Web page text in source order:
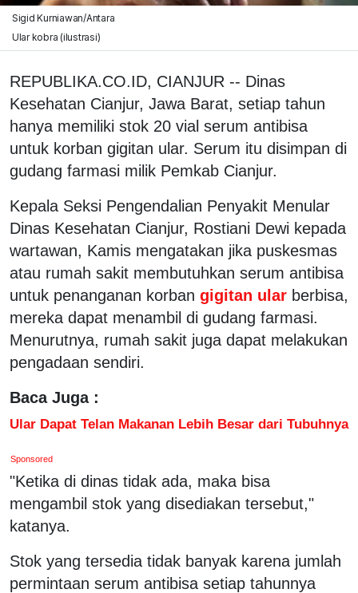
Sigid Kurniawan/Antara
Ular kobra (ilustrasi)
REPUBLIKA.CO.ID, CIANJUR -- Dinas
Kesehatan Cianjur, Jawa Barat, setiap tahun
hanya memiliki stok 20 vial serum antibisa
untuk korban gigitan ular. Serum itu disimpan di
gudang farmasi milik Pemkab Cianjur.
Kepala Seksi Pengendalian Penyakit Menular
Dinas Kesehatan Cianjur, Rostiani Dewi kepada
wartawan, Kamis mengatakan jika puskesmas
atau rumah sakit membutuhkan serum antibisa
untuk penanganan korban gigitan ular berbisa,
mereka dapat menambil di gudang farmasi.
Menurutnya, rumah sakit juga dapat melakukan
pengadaan sendiri.
Baca Juga :
Ular Dapat Telan Makanan Lebih Besar dari Tubuhnya
Sponsored
"Ketika di dinas tidak ada, maka bisa
mengambil stok yang disediakan tersebut,"
katanya.
Stok yang tersedia tidak banyak karena jumlah
permintaan serum antibisa setiap tahunnya